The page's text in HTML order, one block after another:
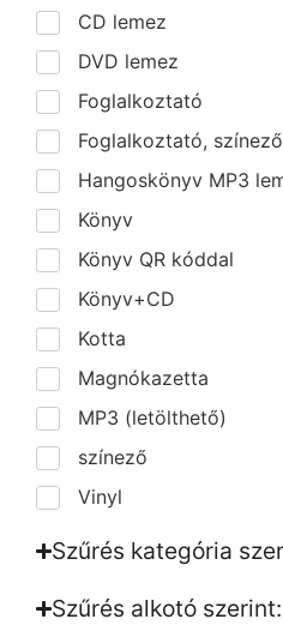
CD lemez
DVD lemez
Foglalkoztató
Foglalkoztató, színező
Hangoskönyv MP3
Könyv
Könyv QR kóddal
Könyv+CD
Kotta
Magnókazetta
MP3 (letölthető)
színező
Vinyl
Szűrés kategória
Szűrés alkotó szerint:​